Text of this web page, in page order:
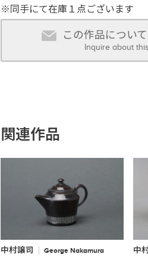
※同手にて在庫１点ございます
この作品につい
Inquire about
関連作品
中村譲司 George Nakamura 中